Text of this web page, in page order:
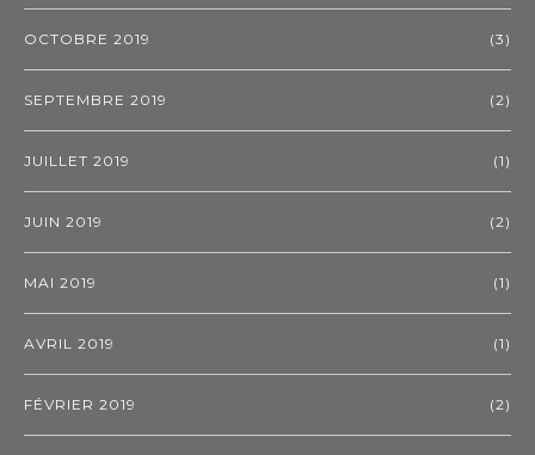
OCTOBRE 2019 (3)
SEPTEMBRE 2019 (2)
JUILLET 2019 (1)
JUIN 2019 (2)
MAI 2019 (1)
AVRIL 2019 (1)
FÉVRIER 2019 (2)